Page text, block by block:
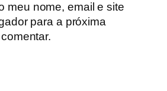
meu nome, email e site
para a próxima